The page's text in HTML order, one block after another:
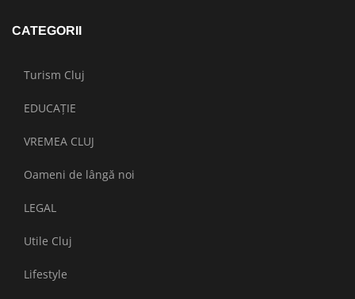
CATEGORII
Turism Cluj
EDUCAȚIE
VREMEA CLUJ
Oameni de lângă noi
LEGAL
Utile Cluj
Lifestyle